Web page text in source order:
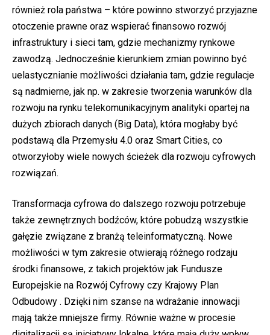
również rola państwa – które powinno stworzyć przyjazne
otoczenie prawne oraz wspierać finansowo rozwój
infrastruktury i sieci tam, gdzie mechanizmy rynkowe
zawodzą. Jednocześnie kierunkiem zmian powinno być
uelastycznianie możliwości działania tam, gdzie regulacje
są nadmierne, jak np. w zakresie tworzenia warunków dla
rozwoju na rynku telekomunikacyjnym analityki opartej na
dużych zbiorach danych (Big Data), która mogłaby być
podstawą dla Przemysłu 4.0 oraz Smart Cities, co
otworzyłoby wiele nowych ścieżek dla rozwoju cyfrowych
rozwiązań.
Transformacja cyfrowa do dalszego rozwoju potrzebuje
także zewnętrznych bodźców, które pobudzą wszystkie
gałęzie związane z branżą teleinformatyczną. Nowe
możliwości w tym zakresie otwierają różnego rodzaju
środki finansowe, z takich projektów jak Fundusze
Europejskie na Rozwój Cyfrowy czy Krajowy Plan
Odbudowy . Dzięki nim szanse na wdrażanie innowacji
mają także mniejsze firmy. Równie ważne w procesie